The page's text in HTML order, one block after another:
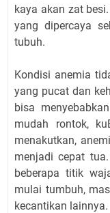
kaya akan zat
yang dipercaya
tubuh.
Kondisi anemia
yang pucat dan
bisa
mudah rontok,
menakutkan,
menjadi cepat
beberapa titik
mulai tumbuh,
kecantikan lainnya.